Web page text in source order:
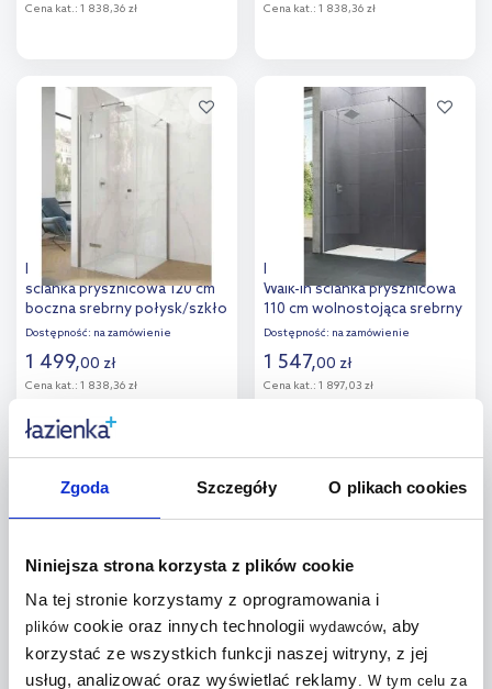
Zgoda Szczegóły O plikach cookies
Niniejsza strona korzysta z plików cookie
Na tej stronie korzystamy z oprogramowania i
plikówcookie oraz innych technologii wydawców, aby
korzystać ze wszystkich funkcji naszej witryny, z jej
usług, analizować oraz wyświetlać reklamy. W tym celu za
Cena kat.: 1 838,36 zł
Dodaj do
porównania
Cena kat.: 1 838,36 zł
Dodaj do
porównania
Hüppe Aura pure 4-kąt
ścianka prysznicowa 120 cm
boczna srebrny połysk/szkło
przezroczyste Anti-Plaque
Dostępność: na zamówienie
1 499,00 zł
Cena kat.: 1 838,36 zł
Dodaj do
porównania
Hüppe Design Pure 4-kąt
Walk-In ścianka prysznicowa
110 cm wolnostojąca srebrny
połysk/szkło przezroczyste
Dostępność: na zamówienie
1 547,00 zł
Cena kat.: 1 897,03 zł
Dodaj do
porównania
Hüppe Design Pure 4-kąt
Walk-In ścianka prysznicowa
Hüppe Design Pure 4-kąt
Walk-In ścianka prysznicowa